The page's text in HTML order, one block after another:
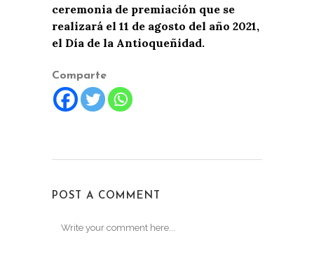
ceremonia de premiación que se
realizará el 11 de agosto del año 2021,
el Día de la Antioqueñidad.
Comparte
POST A COMMENT